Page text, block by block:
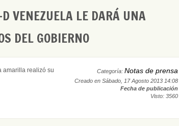
VENEZUELA LE DARÁ UNA
DEL GOBIERNO
Categoría: Notas de prensa
Creado en Sábado, 17 Agosto 2013 14:08
Fecha de publicación
Visto: 3560
amarilla realizó su